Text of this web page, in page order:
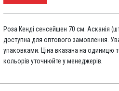
Роза Кенді сенсейшен 70 см. Асканія
доступна для оптового замовлення.
упаковками. Ціна вказана на одиницю
кольорів уточнюйте у менеджерів.